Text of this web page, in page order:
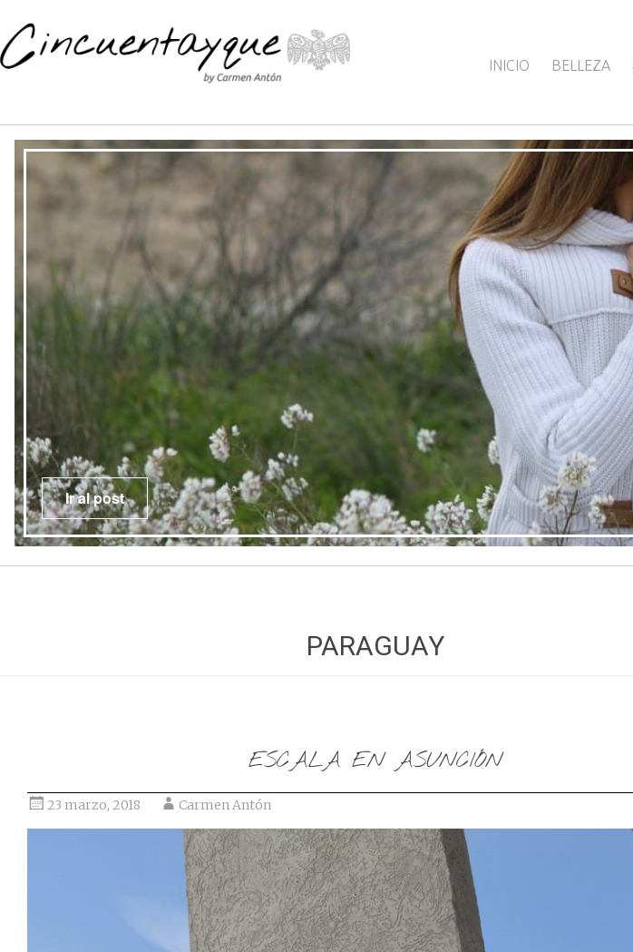
INICIO BELLEZA
Ir al post
PARAGUAY
ESCALA EN ASUNCIÓN
23 marzo, 2018 Carmen Antón